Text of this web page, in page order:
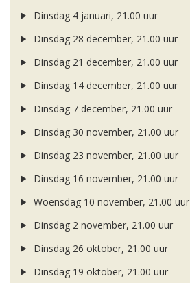
Dinsdag 4 januari, 21.00 uur
Dinsdag 28 december, 21.00 uur
Dinsdag 21 december, 21.00 uur
Dinsdag 14 december, 21.00 uur
Dinsdag 7 december, 21.00 uur
Dinsdag 30 november, 21.00 uur
Dinsdag 23 november, 21.00 uur
Dinsdag 16 november, 21.00 uur
Woensdag 10 november, 21.00 uur
Dinsdag 2 november, 21.00 uur
Dinsdag 26 oktober, 21.00 uur
Dinsdag 19 oktober, 21.00 uur